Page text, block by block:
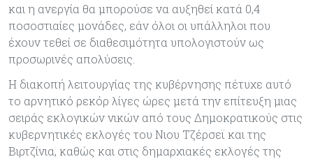
και η ανεργία θα μπορούσε να αυξηθεί κατά 0,4
ποσοστιαίες μονάδες, εάν όλοι οι υπάλληλοι που
έχουν τεθεί σε διαθεσιμότητα υπολογιστούν ως
προσωρινές απολύσεις.
Η διακοπή λειτουργίας της κυβέρνησης πέτυχε αυτό
το αρνητικό ρεκόρ λίγες ώρες μετά την επίτευξη μιας
σειράς εκλογικών νικών από τους Δημοκρατικούς στις
κυβερνητικές εκλογές του Νιου Τζέρσεϊ και της
Βιρτζίνια, καθώς και στις δημαρχιακές εκλογές της